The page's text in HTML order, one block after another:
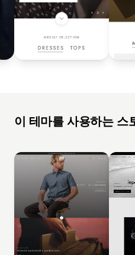
이 테마를 사용하는 스